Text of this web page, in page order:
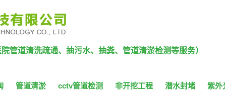
管道清洗疏通、抽污水、抽粪、管道清淤检测等服务）
管道清淤 cctv管道检测 非开挖工程 潜水封堵 紫外